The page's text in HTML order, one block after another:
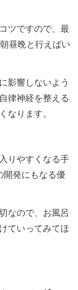
ツですので、最
昼晩と行えばい
影響しないよう
律神経を整える
なります。
りやすくなる手
開発にもなる優
なので、お風呂
ていってみてほ